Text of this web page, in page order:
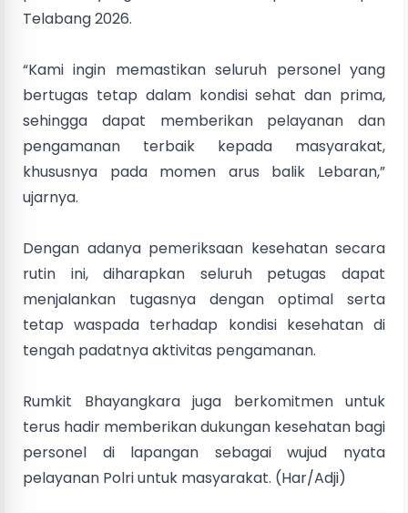
Telabang 2026.
“Kami ingin memastikan seluruh personel yang
bertugas tetap dalam kondisi sehat dan prima,
sehingga dapat memberikan pelayanan dan
pengamanan terbaik kepada masyarakat,
khususnya pada momen arus balik Lebaran,”
ujarnya.
Dengan adanya pemeriksaan kesehatan secara
rutin ini, diharapkan seluruh petugas dapat
menjalankan tugasnya dengan optimal serta
tetap waspada terhadap kondisi kesehatan di
tengah padatnya aktivitas pengamanan.
Rumkit Bhayangkara juga berkomitmen untuk
terus hadir memberikan dukungan kesehatan bagi
personel di lapangan sebagai wujud nyata
pelayanan Polri untuk masyarakat. (Har/Adji)